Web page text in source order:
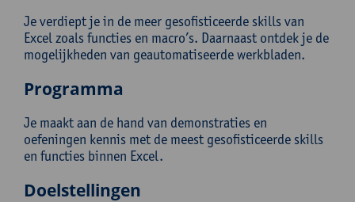
Je verdiept je in de meer gesofisticeerde skills van
Excel zoals functies en macro’s. Daarnaast ontdek je de
mogelijkheden van geautomatiseerde werkbladen.
Programma
Je maakt aan de hand van demonstraties en
oefeningen kennis met de meest gesofisticeerde skills
en functies binnen Excel.
Doelstellingen